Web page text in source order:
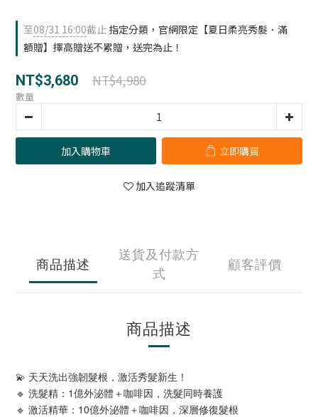
至08/31 16:00截止 指定分類，官網限定【夏日柔亮秀髮．滿
額贈】擇高贈送不累贈，送完為止！
NT$3,680 NT$4,980
數量
加入購物車 立即購買
加入追蹤清單
商品描述
送貨及付款方
式
顧客評價
商品描述
💫 天天洗出強韌髮根，激活秀髮新生！
🔹 洗髮精：1億外泌體＋咖啡因，洗髮同時養護
🔹 激活精華：10億外泌體＋咖啡因，深層修復髮根